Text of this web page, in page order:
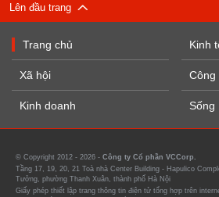
Lên đầu trang
Trang chủ
Xã hội
Kinh doanh
Kinh
Công
Sống
© Copyright 2012 - 2026 - Công ty Cổ phần VCCorp.
Tầng 17, 19, 20, 21 Toà nhà Center Building - Hapulico
Tưởng, phường Thanh Xuân, thành phố Hà Nội
Giấy phép thiết lập trang thông tin điện tử tổng hợp trên